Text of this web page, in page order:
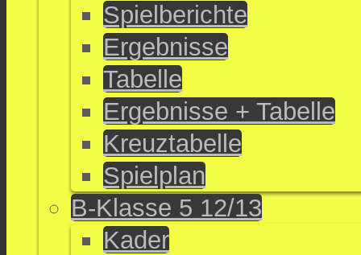
Spielberichte
Ergebnisse
Tabelle
Ergebnisse + Tabelle
Kreuztabelle
Spielplan
B-Klasse 5 12/13
Kader